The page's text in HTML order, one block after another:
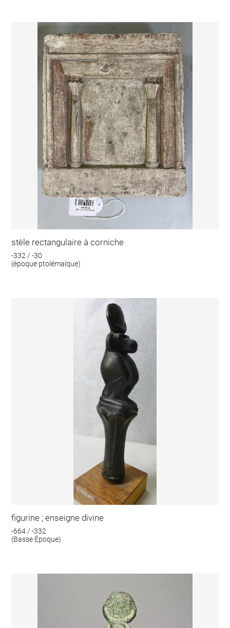
stèle rectangulaire à corniche
-332 / -30
(époque ptolémaïque)
figurine ; enseigne divine
-664 / -332
(Basse Époque)